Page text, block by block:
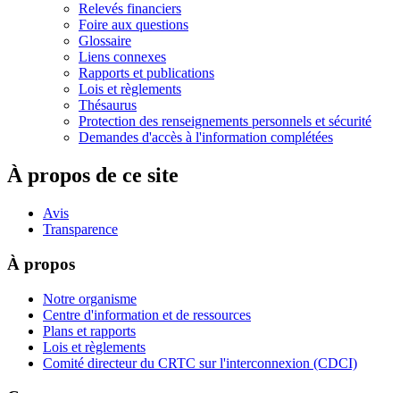
Relevés financiers
Foire aux questions
Glossaire
Liens connexes
Rapports et publications
Lois et règlements
Thésaurus
Protection des renseignements personnels et sécurité
Demandes d'accès à l'information complétées
À propos de ce site
Avis
Transparence
À propos
Notre organisme
Centre d'information et de ressources
Plans et rapports
Lois et règlements
Comité directeur du CRTC sur l'interconnexion (CDCI)